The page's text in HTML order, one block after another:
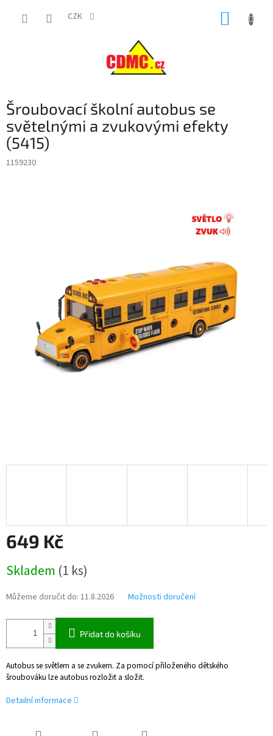
CZK
Šroubovací školní autobus se
světelnými a zvukovými efekty
(5415)
1159230
649 Kč
cena:
Skladem (1 ks)
Můžeme doručit do: 11.8.2026 Možnosti doručení
Přidat do košíku
Autobus se světlem a se zvukem. Za pomocí přiloženého dětského
šroubováku lze autobus rozložit a složit.
Detailní informace